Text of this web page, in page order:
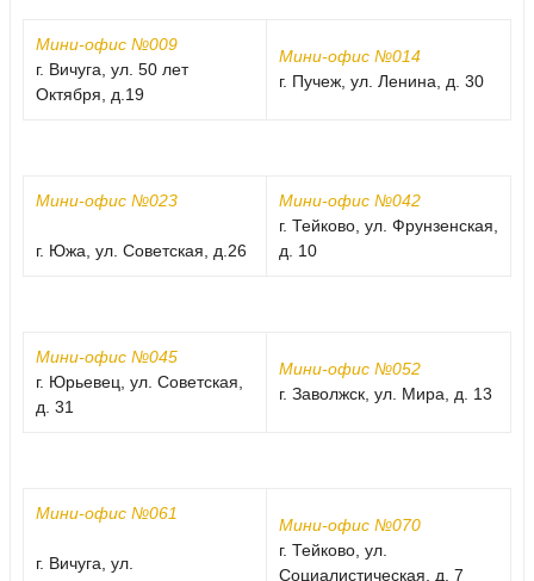
Мини-офис №009
г. Вичуга, ул. 50 лет
Октября, д.19
Мини-офис №014
г. Пучеж, ул. Ленина, д. 30
Мини-офис №023
г. Южа, ул. Советская, д.26
Мини-офис №042
г. Тейково, ул. Фрунзенская,
д. 10
Мини-офис №045
г. Юрьевец, ул. Советская,
д. 31
Мини-офис №052
г. Заволжск, ул. Мира, д. 13
Мини-офис №061
г. Вичуга, ул.
Мини-офис №070
г. Тейково, ул.
Социалистическая, д. 7